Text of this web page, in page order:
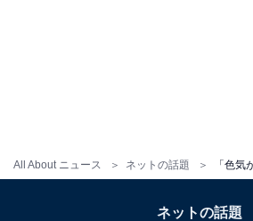
All About ニュース ネットの話題
ネットの話題